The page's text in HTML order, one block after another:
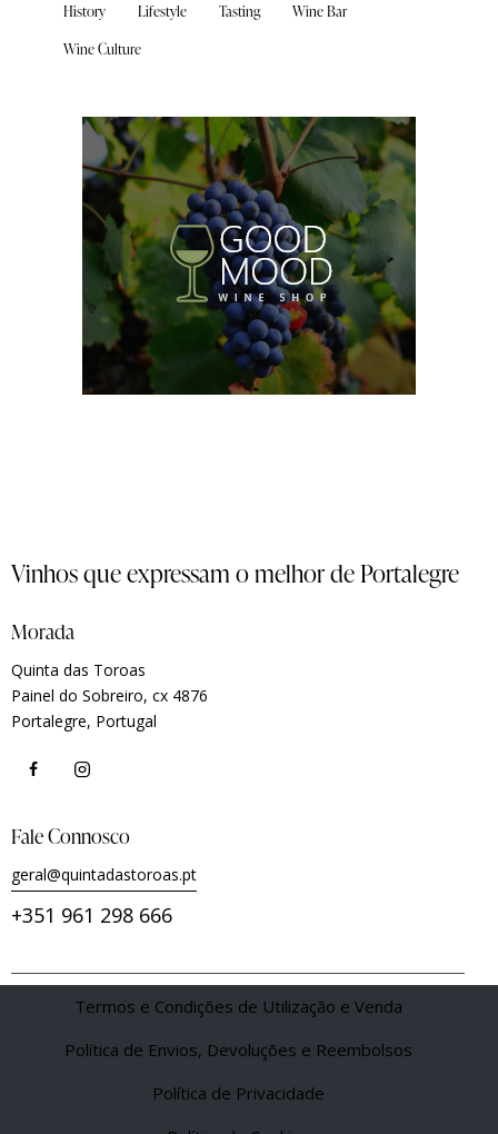
History Lifestyle Tasting
Wine Bar
Wine Culture
Vinhos que expressam o melhor de Portalegre
Morada
Quinta das Toroas
Painel do Sobreiro, cx 4876
Portalegre, Portugal
Fale Connosco
geral@quintadastoroas.pt
+351 961 298 666
Termos e Condições de Utilização e Venda
Política de Envios, Devoluções e Reembolsos
Política de Privacidade